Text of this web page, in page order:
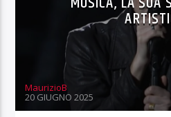
MaurizioB
20 GIUGNO 2025